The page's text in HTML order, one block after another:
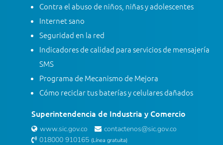
Contra el abuso de niños, niñas y adolescentes
Internet sano
Seguridad en la red
Indicadores de calidad para servicios de mensajería
SMS
Programa de Mecanismo de Mejora
Cómo reciclar tus baterías y celulares dañados
Superintendencia de Industria y Comercio
www.sic.gov.co
contactenos@sic.gov.co
018000 910165 (Línea gratuita)